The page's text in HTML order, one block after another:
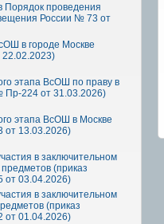
Порядок проведения
России № 73 от
в городе Москве
этапа ВсОШ по праву в
224 от 31.03.2026)
этапа ВсОШ в Москве
13.03.2026)
в заключительном
(приказ
03.04.2026)
в заключительном
(приказ
01.04.2026)